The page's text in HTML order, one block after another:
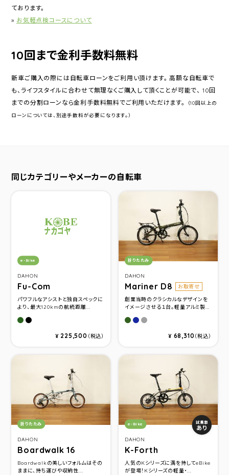
ております。
» お気軽点検コースについて
10回まで金利手数料無料
新車ご購入の際には自転車ローンをご利用い頂けます。 高額な自転車で
も、ライフスタイルに合わせて無理なくご購入して頂くことが可能で、 10回
までの分割ローンなら金利手数料無料でご利用いただけます。
（10回以上の
ローンについては、別途手数料が必要になります。）
同じカテゴリーやメーカーの自転車
DAHON
Fu-Com
カテゴリ：
e-Bike
パワフルなアシストと独自スペックに
より、最大120kmの航続距離...
カーキ
マットブラック
¥ 225,500 （税込）
DAHON
Mariner D8 お取寄せ
カテゴリ：
折りたたみ
創業当時のクラシカルなデザインを
イメージさせる１台。軽量アルミ製...
Olive Drab
Ocean Navy
Gunmetal
¥ 68,310（税込）
DAHON
Boardwalk 16
カテゴリ：
折りたたみ
Boardwalkの美しいフォルムはその
ままに、持ち運びや収納性...
DAHON
K-Forth
カテゴリ：
e-Bike 試乗車
あり
人気のKシリーズに満を持してeBike
が登場！Kシリーズの軽量・...